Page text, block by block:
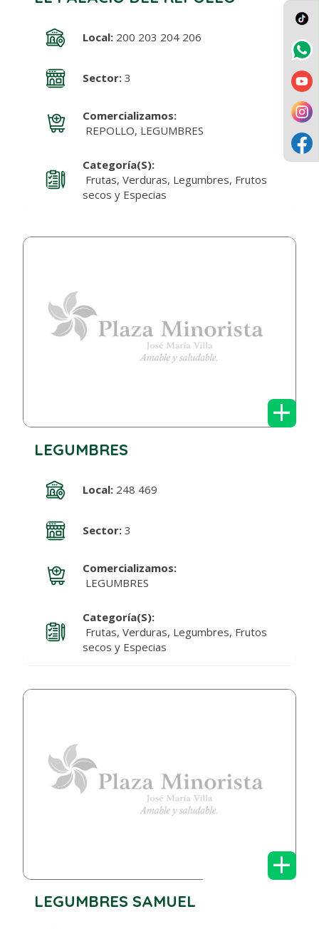
Local:200 203 204 206
Sector:3
Comercializamos:
REPOLLO, LEGUMBRES
Categoría(s):
Frutas, Verduras, Legumbres, Frutos
secos y Especias
+
LEGUMBRES
Local:248 469
Sector:3
Comercializamos:
LEGUMBRES
Categoría(s):
Frutas, Verduras, Legumbres, Frutos
secos y Especias
+
LEGUMBRES SAMUEL